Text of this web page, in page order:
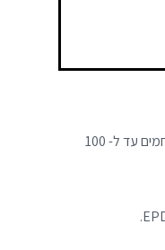
הולכת מים, תמיסות על בסיס מים, מים חמים עד ל- 100